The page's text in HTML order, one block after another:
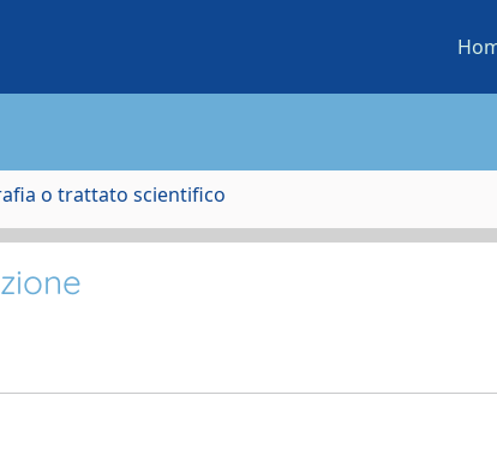
o trattato scientifico